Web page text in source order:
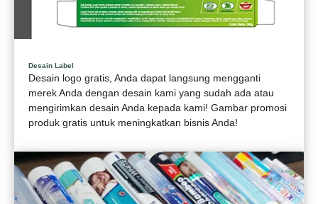
Desain Label
Desain logo gratis, Anda dapat langsung mengganti
merek Anda dengan desain kami yang sudah ada atau
mengirimkan desain Anda kepada kami! Gambar promosi
produk gratis untuk meningkatkan bisnis Anda!